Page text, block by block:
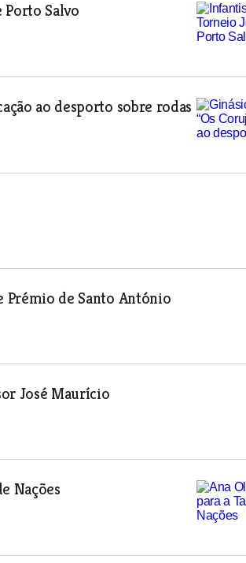
Salvo
ao desporto sobre rodas
Prémio de Santo António
José Maurício
Nações